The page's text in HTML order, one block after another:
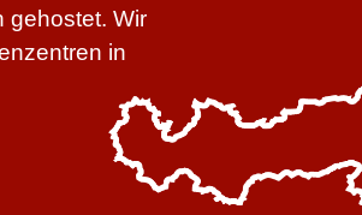
gehostet. Wir
in